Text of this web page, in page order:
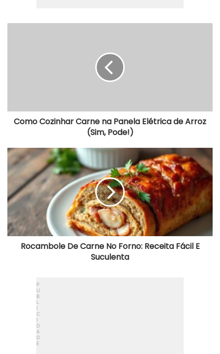
Como
Como Cozinhar Carne na Panela Elétrica de Arroz
(Sim, Pode!)
Rocambole
De
Carne
No
Forno:
Receita
Fácil
Suculenta
Rocambole De Carne No Forno: Receita Fácil E
Suculenta